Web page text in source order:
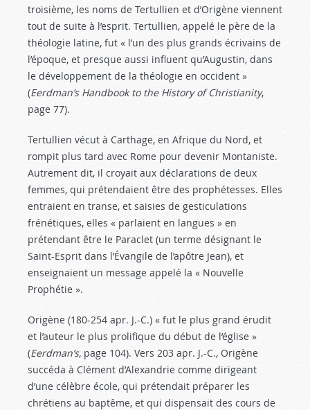
troisième, les noms de Tertullien et d’Origène viennent
tout de suite à l’esprit. Tertullien, appelé le père de la
théologie latine, fut « l’un des plus grands écrivains de
l’époque, et presque aussi influent qu’Augustin, dans
le développement de la théologie en occident »
(Eerdman’s Handbook to the History of Christianity,
page 77).
Tertullien vécut à Carthage, en Afrique du Nord, et
rompit plus tard avec Rome pour devenir Montaniste.
Autrement dit, il croyait aux déclarations de deux
femmes, qui prétendaient être des prophétesses. Elles
entraient en transe, et saisies de gesticulations
frénétiques, elles « parlaient en langues » en
prétendant être le Paraclet (un terme désignant le
Saint-Esprit dans l’Évangile de l’apôtre Jean), et
enseignaient un message appelé la « Nouvelle
Prophétie ».
Origène (180-254 apr. J.-C.) « fut le plus grand érudit
et l’auteur le plus prolifique du début de l’église »
(Eerdman’s, page 104). Vers 203 apr. J.-C., Origène
succéda à Clément d’Alexandrie comme dirigeant
d’une célèbre école, qui prétendait préparer les
chrétiens au baptême, et qui dispensait des cours de